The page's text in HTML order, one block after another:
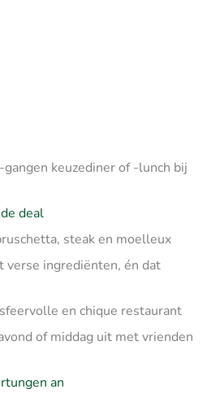
keuzediner of -lunch bij
deal
steak en moelleux
verse ingrediënten, én dat
en chique restaurant
of middag uit met vrienden
an